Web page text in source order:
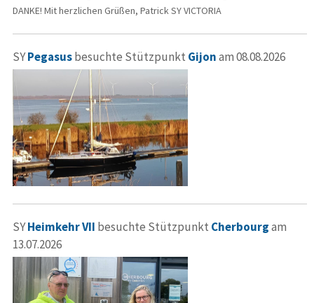
DANKE! Mit herzlichen Grüßen, Patrick SY VICTORIA
SYPegasusbesuchte Stützpunkt Gijonam 08.08.2026
SYHeimkehr VII besuchte Stützpunkt Cherbourgam
13.07.2026